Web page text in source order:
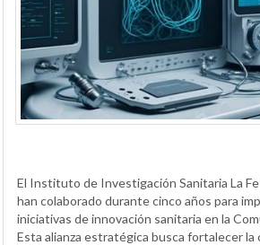
El Instituto de Investigación Sanitaria La Fe
han colaborado durante cinco años para
iniciativas de innovación sanitaria en la
Esta alianza estratégica busca fortalecer